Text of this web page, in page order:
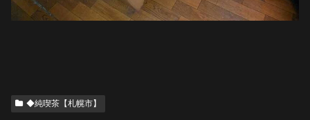
◆純喫茶【札幌市】